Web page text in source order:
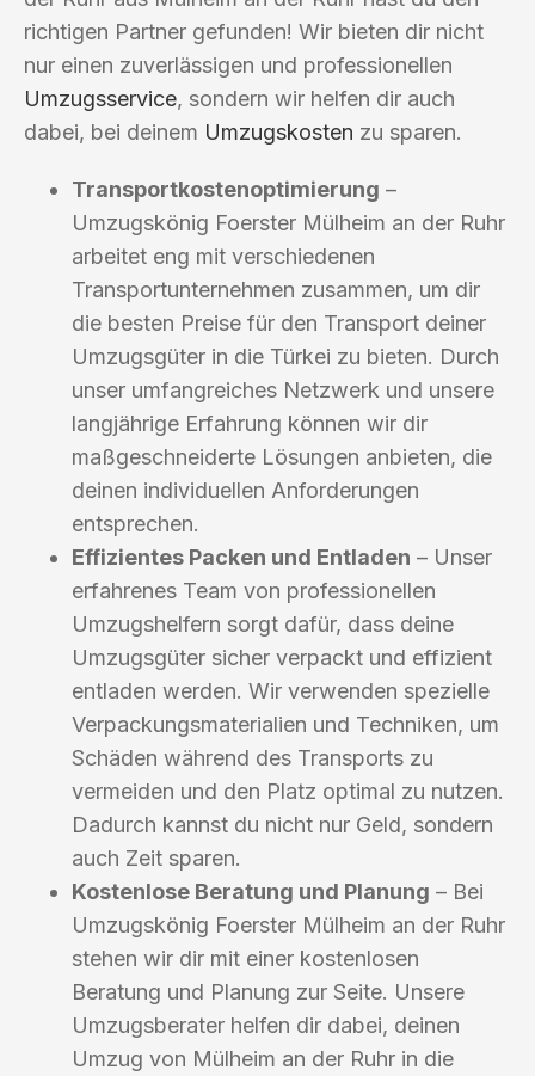
richtigen Partner gefunden! Wir bieten dir nicht
nur einen zuverlässigen und professionellen
Umzugsservice, sondern wir helfen dir auch
dabei, bei deinem Umzugskosten zu sparen.
Transportkostenoptimierung –
Umzugskönig Foerster Mülheim an der Ruhr
arbeitet eng mit verschiedenen
Transportunternehmen zusammen, um dir
die besten Preise für den Transport deiner
Umzugsgüter in die Türkei zu bieten. Durch
unser umfangreiches Netzwerk und unsere
langjährige Erfahrung können wir dir
maßgeschneiderte Lösungen anbieten, die
deinen individuellen Anforderungen
entsprechen.
Effizientes Packen und Entladen – Unser
erfahrenes Team von professionellen
Umzugshelfern sorgt dafür, dass deine
Umzugsgüter sicher verpackt und effizient
entladen werden. Wir verwenden spezielle
Verpackungsmaterialien und Techniken, um
Schäden während des Transports zu
vermeiden und den Platz optimal zu nutzen.
Dadurch kannst du nicht nur Geld, sondern
auch Zeit sparen.
Kostenlose Beratung und Planung – Bei
Umzugskönig Foerster Mülheim an der Ruhr
stehen wir dir mit einer kostenlosen
Beratung und Planung zur Seite. Unsere
Umzugsberater helfen dir dabei, deinen
Umzug von Mülheim an der Ruhr in die